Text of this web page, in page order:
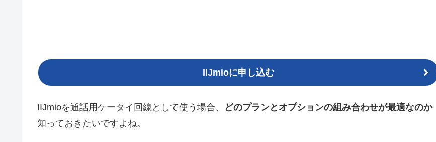
IIJmioに申し込む
IIJmioを通話用ケータイ回線として使う場合、
どのプランとオプションの組み合わせが最適なのか
知っておきたいですよね。